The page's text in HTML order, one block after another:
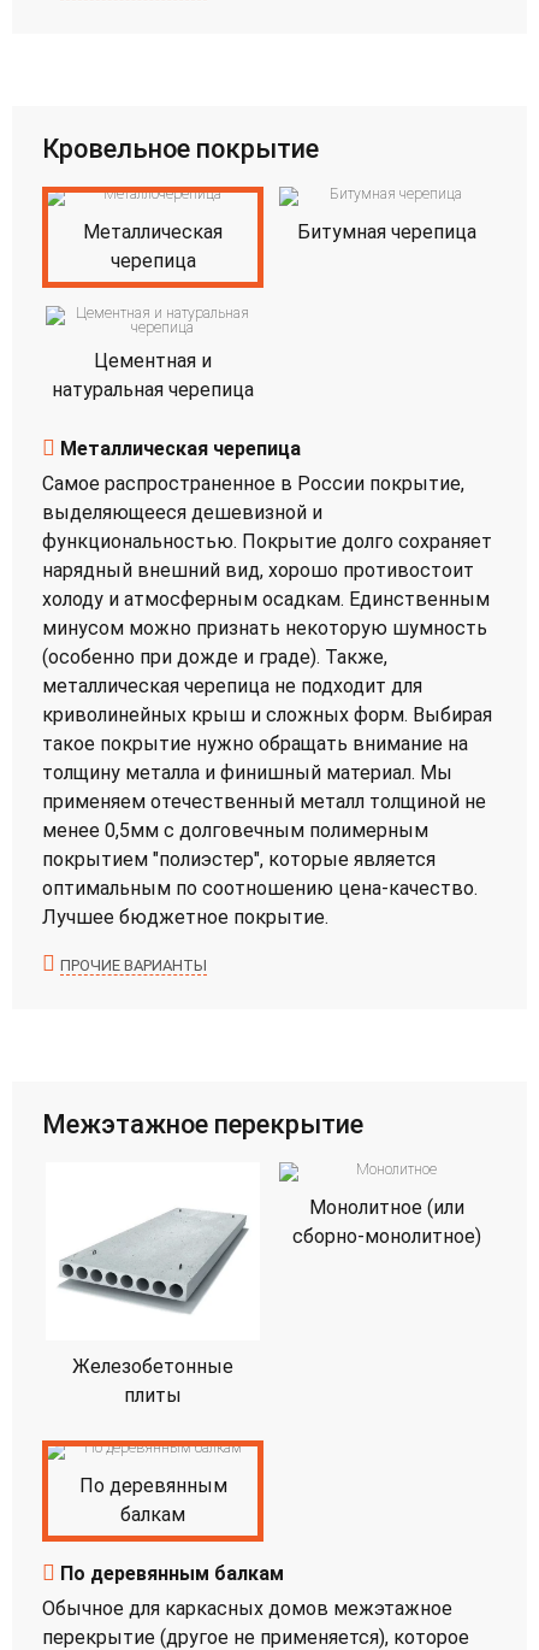
Кровельное покрытие
Металлическая
черепица
Битумная черепица
Цементная и
натуральная черепица
Металлическая черепица
Самое распространенное в России покрытие,
выделяющееся дешевизной и
функциональностью. Покрытие долго сохраняет
нарядный внешний вид, хорошо противостоит
холоду и атмосферным осадкам. Единственным
минусом можно признать некоторую шумность
(особенно при дожде и граде). Также,
металлическая черепица не подходит для
криволинейных крыш и сложных форм. Выбирая
такое покрытие нужно обращать внимание на
толщину металла и финишный материал. Мы
применяем отечественный металл толщиной не
менее 0,5мм с долговечным полимерным
покрытием "полиэстер", которые является
оптимальным по соотношению цена-качество.
Лучшее бюджетное покрытие.
ПРОЧИЕ ВАРИАНТЫ
Межэтажное перекрытие
Железобетонные
плиты
Монолитное (или
сборно-монолитное)
По деревянным
балкам
По деревянным балкам
Обычное для каркасных домов межэтажное
перекрытие (другое не применяется), которое